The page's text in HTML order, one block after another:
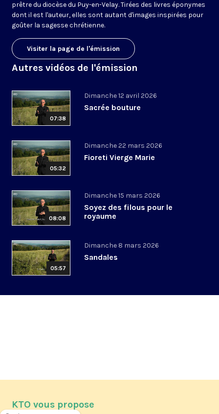
prêtre du diocèse du Puy-en-Velay. Tirées des livres éponymes
dont il est l'auteur, elles sont autant d'images inspirées pour
goûter la sagesse chrétienne.
Visiter la page de l'émission
Autres vidéos de l'émission
07:38
Dimanche 12 avril 2026
Sacrée bouture
05:32
Dimanche 22 mars 2026
Fioreti Vierge Marie
08:08
Dimanche 15 mars 2026
Soyez des filous pour le
royaume
05:57
Dimanche 8 mars 2026
Sandales
KTO vous propose